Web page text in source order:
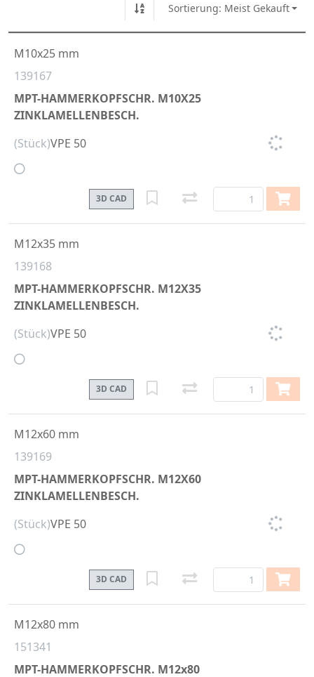
Sortierung: Meist Gekauft
139167
MPT-HAMMERKOPFSCHR. M10X25
ZINKLAMELLENBESCH.
M10x25 mm
(Stück)VPE 50
3D CAD
139168
MPT-HAMMERKOPFSCHR. M12X35
ZINKLAMELLENBESCH.
M12x35 mm
(Stück)VPE 50
3D CAD
139169
MPT-HAMMERKOPFSCHR. M12X60
ZINKLAMELLENBESCH.
M12x60 mm
(Stück)VPE 50
3D CAD
151341
MPT-HAMMERKOPFSCHR. M12x80
M12x80 mm